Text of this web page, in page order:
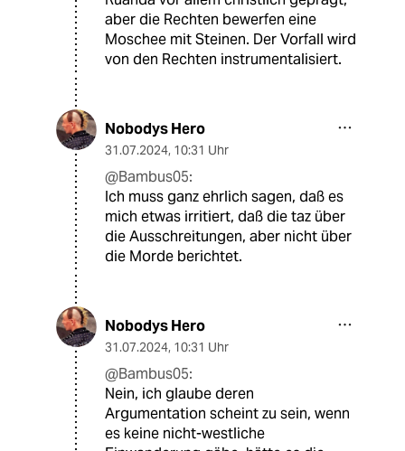
aber die Rechten bewerfen eine
Moschee mit Steinen. Der Vorfall wird
von den Rechten instrumentalisiert.
Nobodys Hero
31.07.2024, 10:31 Uhr
@Bambus05:
Ich muss ganz ehrlich sagen, daß es
mich etwas irritiert, daß die taz über
die Ausschreitungen, aber nicht über
die Morde berichtet.
Nobodys Hero
31.07.2024, 10:31 Uhr
@Bambus05:
Nein, ich glaube deren
Argumentation scheint zu sein, wenn
es keine nicht-westliche